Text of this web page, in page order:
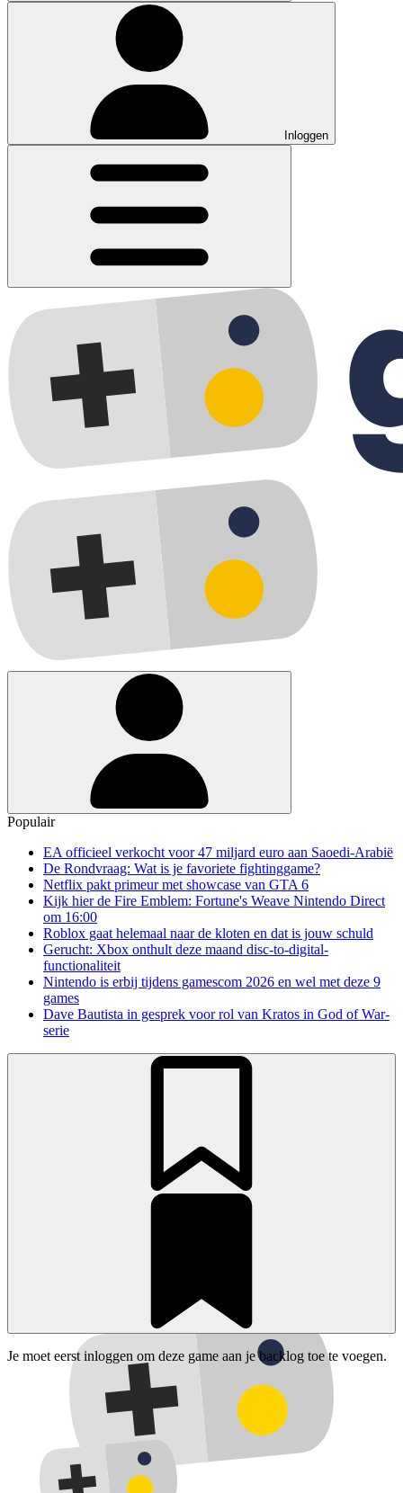
Inloggen
Populair
EA officieel verkocht voor 47 miljard euro aan Saoedi-Arabië
De Rondvraag: Wat is je favoriete fightinggame?
Netflix pakt primeur met showcase van GTA 6
Kijk hier de Fire Emblem: Fortune's Weave Nintendo Direct
om 16:00
Roblox gaat helemaal naar de kloten en dat is jouw schuld
Gerucht: Xbox onthult deze maand disc-to-digital-
functionaliteit
Nintendo is erbij tijdens gamescom 2026 en wel met deze 9
games
Dave Bautista in gesprek voor rol van Kratos in God of War-
serie
Je moet eerst inloggen om deze game aan je backlog toe te voegen.